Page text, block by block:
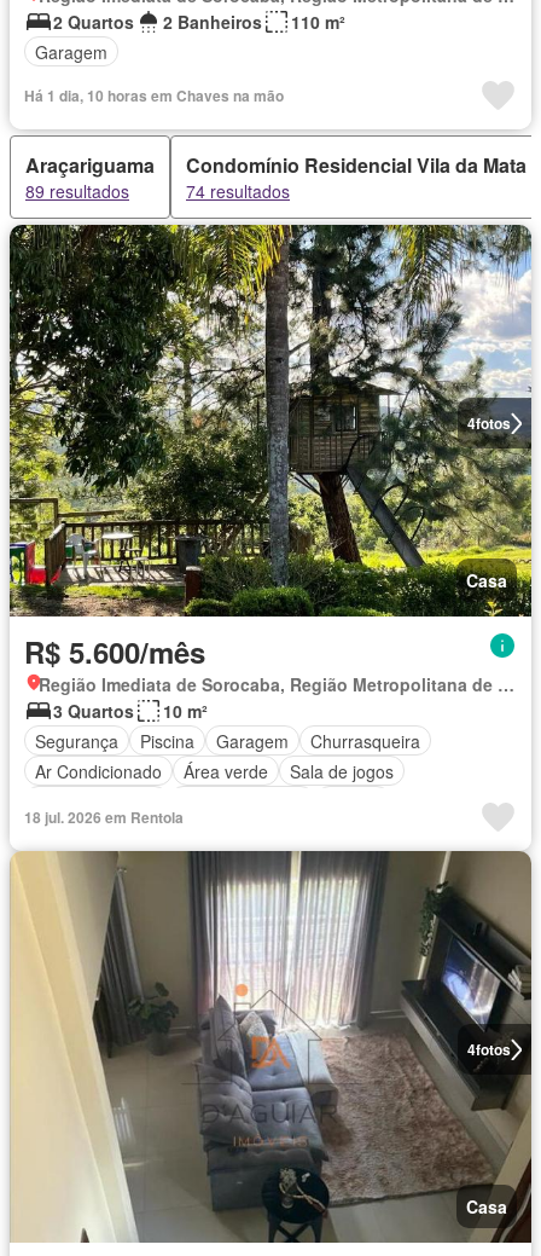
2 Quartos
2 Banheiros
110 m²
Garagem
Há 1 dia, 10 horas em Chaves na mão
Araçariguama
89 resultados
Condomínio Residencial Vila da Mata
74 resultados
4fotos
Casa
R$ 5.600/mês
Região Imediata de Sorocaba, Região Metropolitana de Sorocaba
3 Quartos
10 m²
Segurança
Piscina Garagem
Churrasqueira
Ar Condicionado
Área verde
Sala de jogos
Totalmente mobiliado
18 jul. 2026 em Rentola
4fotos
Casa